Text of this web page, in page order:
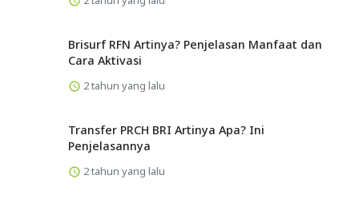
Brisurf RFN Artinya? Penjelasan Manfaat dan
Cara Aktivasi
2 tahun yang lalu
Transfer PRCH BRI Artinya Apa? Ini
Penjelasannya
2 tahun yang lalu